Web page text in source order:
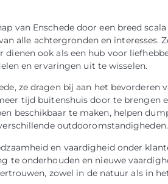
van Enschede door een breed
alle achtergronden en interesses.
ook als een hub voor
en ervaringen uit te wisselen.
ze dragen bij aan het bevorderen
tijd buitenshuis door te brengen
beschikbaar te maken, helpen
outdooromstandigheden.
en vaardigheid onder
te onderhouden en nieuwe
zowel in de natuur als in